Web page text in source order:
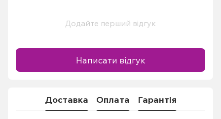
Додайте перший відгук
Написати відгук
Доставка Оплата Гарантія